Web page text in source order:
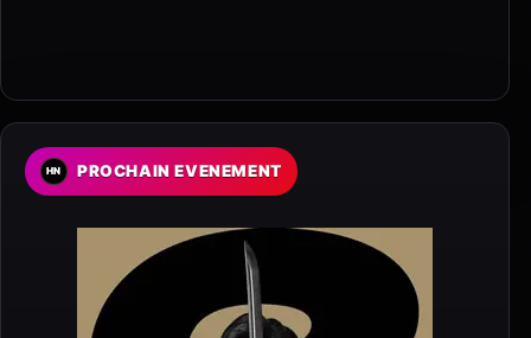
PROCHAIN EVENEMENT